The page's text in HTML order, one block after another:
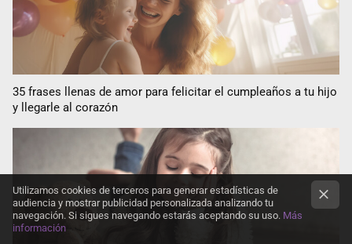
35 frases llenas de amor para felicitar el cumpleaños a tu hijo
y llegarle al corazón
Utilizamos cookies de terceros para generar estadísticas de
audiencia y mostrar publicidad personalizada analizando tu
navegación. Si sigues navegando estarás aceptando su uso. Más
información